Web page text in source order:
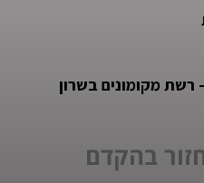
רשת מקומונים בשרון
בהקדם